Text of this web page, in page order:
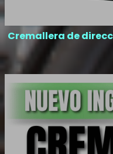
Cremallera de